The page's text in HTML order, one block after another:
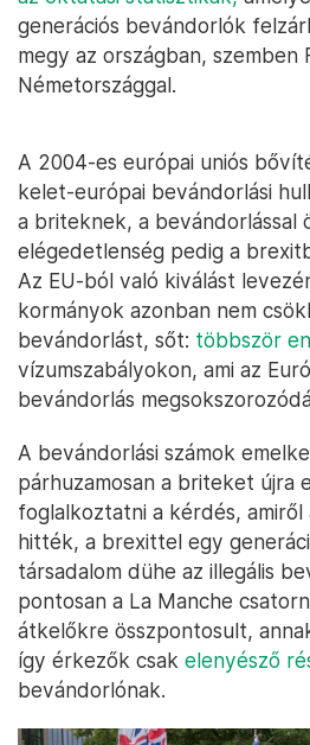
generációs bevándorlók
megy az országban, szemben
Németországgal.
A 2004-es európai uniós
kelet-európai bevándorlási
a briteknek, a bevándorlással
elégedetlenség pedig a
Az EU-ból való kiválást
kormányok azonban nem
bevándorlást, sőt: többször
vízumszabályokon, ami az
bevándorlás
A bevándorlási számok
párhuzamosan a briteket újra
foglalkoztatni a kérdés,
hitték, a brexittel egy
társadalom dühe az illegális
pontosan a La Manche
átkelőkre összpontosult,
így érkezők csak elenyésző
bevándorlónak.